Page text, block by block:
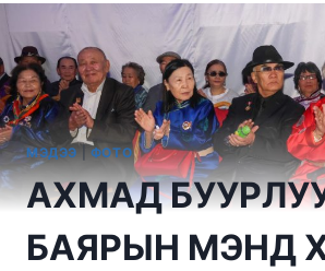
МЭДЭЭ| ФОТО
АХМАД
БАЯРЫН МЭНД